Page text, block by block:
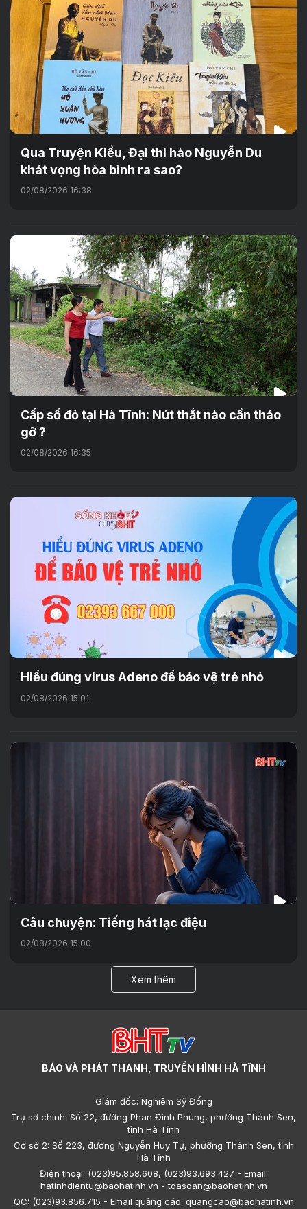
Qua Truyện Kiều, Đại thi hào Nguyễn Du
khát vọng hòa bình ra sao?
02/08/2026 16:38
Cấp sổ đỏ tại Hà Tĩnh: Nút thắt nào cần tháo
gỡ ?
02/08/2026 16:35
Hiểu đúng virus Adeno để bảo vệ trẻ nhỏ
02/08/2026 15:01
Câu chuyện: Tiếng hát lạc điệu
02/08/2026 15:00
Xem thêm
BÁO VÀ PHÁT THANH, TRUYỀN HÌNH HÀ TĨNH
Giám đốc: Nghiêm Sỹ Đống
Trụ sở chính: Số 22, đường Phan Đình Phùng, phường Thành Sen,
tỉnh Hà Tĩnh
Cơ sở 2: Số 223, đường Nguyễn Huy Tự, phường Thành Sen, tỉnh
Hà Tĩnh
Điện thoại: (023)95.858.608, (023)93.693.427 - Email:
hatinhdientu@baohatinh.vn - toasoan@baohatinh.vn
QC: (023)93.856.715 - Email quảng cáo: quangcao@baohatinh.vn